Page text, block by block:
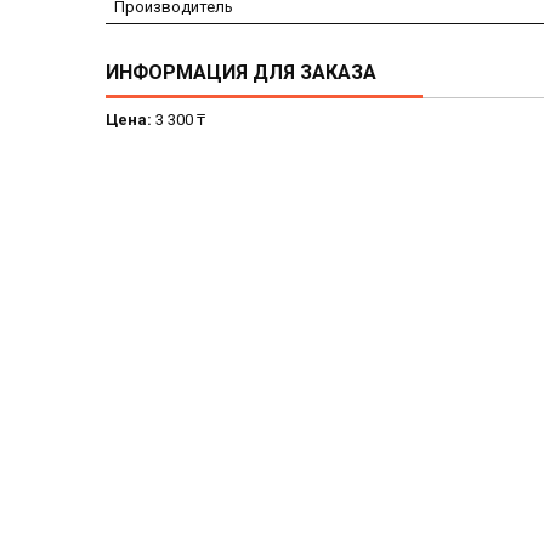
Производитель
ИНФОРМАЦИЯ ДЛЯ ЗАКАЗА
Цена: 3 300 ₸